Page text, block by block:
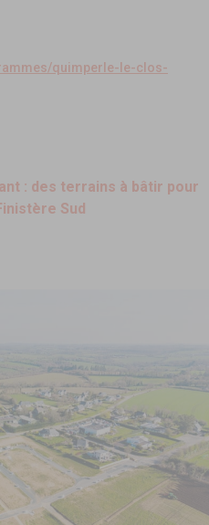
quimperle-le-clos-
: des terrains à bâtir pour
Sud